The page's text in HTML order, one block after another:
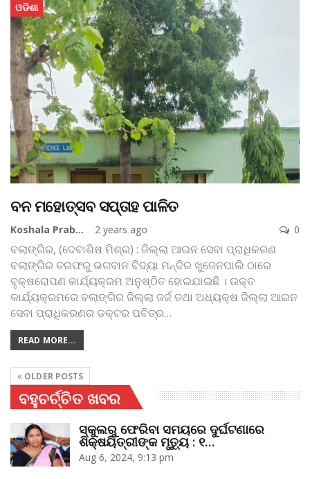
ଓଡିଶା
ବନ ମହୋତ୍ସବ ସପ୍ତାହ ପାଳିତ
Koshala Prabaha 2 years ago 0
ବଲାଙ୍ଗିର, (ଦେବାଶିଷ ମିଶ୍ର) : ଜିଲ୍ଲା ଆଇନ ସେବା ପ୍ରାଧିକରଣ
ବଲାଙ୍ଗିର ତରଫରୁ ଭଗବାନ ବିଦ୍ୟା ମନ୍ଦିର ଖୁଜେନପାଲି ଠାରେ
ବୃକ୍ଷରୋପଣ କାର୍ଯ୍ୟକ୍ରମ ଅନୁଷ୍ଠିତ ହୋଇଯାଇଛି । ଉକ୍ତ
କାର୍ଯ୍ୟକ୍ରମରେ ବଲାଙ୍ଗିର ଜିଲ୍ଲା ଜର୍ଜ ତଥା ଅଧ୍ୟକ୍ଷ ଜିଲ୍ଲା ଆଇନ
ସେବା ପ୍ରାଧିକରଣର ଡକ୍ଟର ପବିତ୍ର…
READ MORE...
OLDER POSTS
ବହୁଚର୍ଚ୍ଚିତ ଖବର
ସ୍କୁଲରୁ ଫେରିବା ସମୟରେ ଦୁର୍ଘଟଣାରେ
ଶିକ୍ଷୟିତ୍ରୀଙ୍କ ମୃତ୍ୟୁ : ୧…
Aug 6, 2024, 9:13 pm